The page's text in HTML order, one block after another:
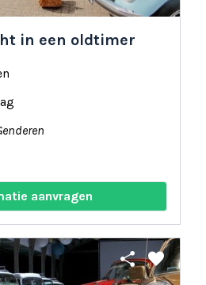
in een oldtimer
aanvragen
share favorite